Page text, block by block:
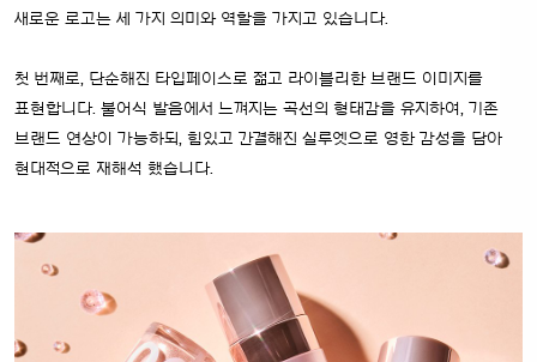
새로운 로고는 세 가지 의미와 역할을 가지고 있습니다.
첫 번째로, 단순해진 타입페이스로 젊고 라이블리한 브랜드 이미지를
표현합니다. 불어식 발음에서 느껴지는 곡선의 형태감을 유지하여, 기존
브랜드 연상이 가능하되, 힘있고 간결해진 실루엣으로 영한 감성을 담아
현대적으로 재해석 했습니다.